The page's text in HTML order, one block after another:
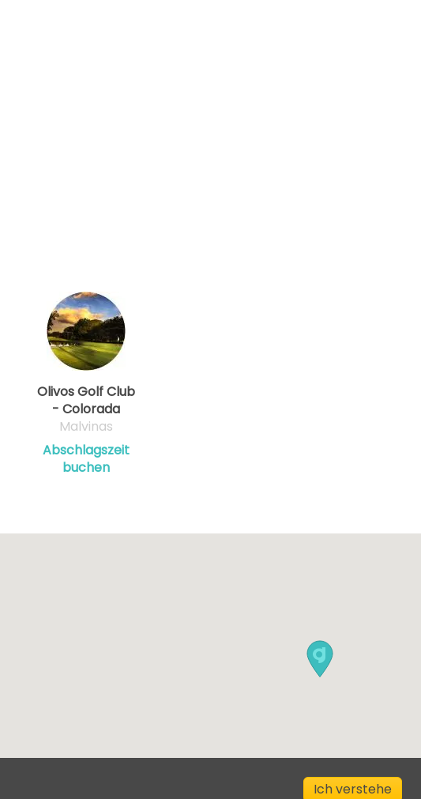
Olivos Golf Club
- Colorada
Malvinas
Abschlagszeit
buchen
Ich verstehe